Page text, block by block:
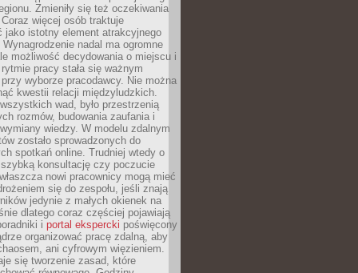
Zmieniły się też oczekiwania
więcej osób traktuje
jako istotny element atrakcyjnego
nadal ma ogromne
możliwość decydowania o miejscu i
pracy stała się ważnym
wyborze pracodawcy. Nie można
kwestii relacji międzyludzkich.
wad, było przestrzenią
rozmów, budowania zaufania i
wiedzy. W modelu zdalnym
zostało sprowadzonych do
spotkań online. Trudniej wtedy o
konsultację czy poczucie
nowi pracownicy mogą mieć
się do zespołu, jeśli znają
jedynie z małych okienek na
dlatego coraz częściej pojawiają
i portal ekspercki poświęcony
organizować pracę zdalną, aby
ani cyfrowym więzieniem.
się tworzenie zasad, które